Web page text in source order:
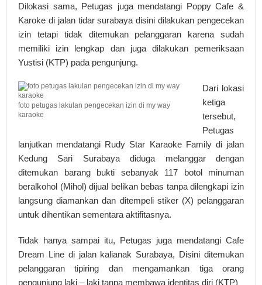
Dilokasi sama, Petugas juga mendatangi Poppy Cafe &
Karoke di jalan tidar surabaya disini dilakukan pengecekan
izin tetapi tidak ditemukan pelanggaran karena sudah
memiliki izin lengkap dan juga dilakukan pemeriksaan
Yustisi (KTP) pada pengunjung.
foto petugas lakulan pengecekan izin di my way
karaoke
Dari lokasi
ketiga
tersebut,
Petugas
lanjutkan mendatangi Rudy Star Karaoke Family di jalan
Kedung Sari Surabaya diduga melanggar dengan
ditemukan barang bukti sebanyak 117 botol minuman
beralkohol (Mihol) dijual belikan bebas tanpa dilengkapi izin
langsung diamankan dan ditempeli stiker (X) pelanggaran
untuk dihentikan sementara aktifitasnya.
Tidak hanya sampai itu, Petugas juga mendatangi Cafe
Dream Line di jalan kalianak Surabaya, Disini ditemukan
pelanggaran tipiring dan mengamankan tiga orang
pengunjung laki – laki tanpa membawa identitas diri (KTP)